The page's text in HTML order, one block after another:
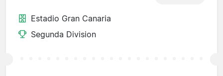
Estadio Gran Canaria
Segunda Division